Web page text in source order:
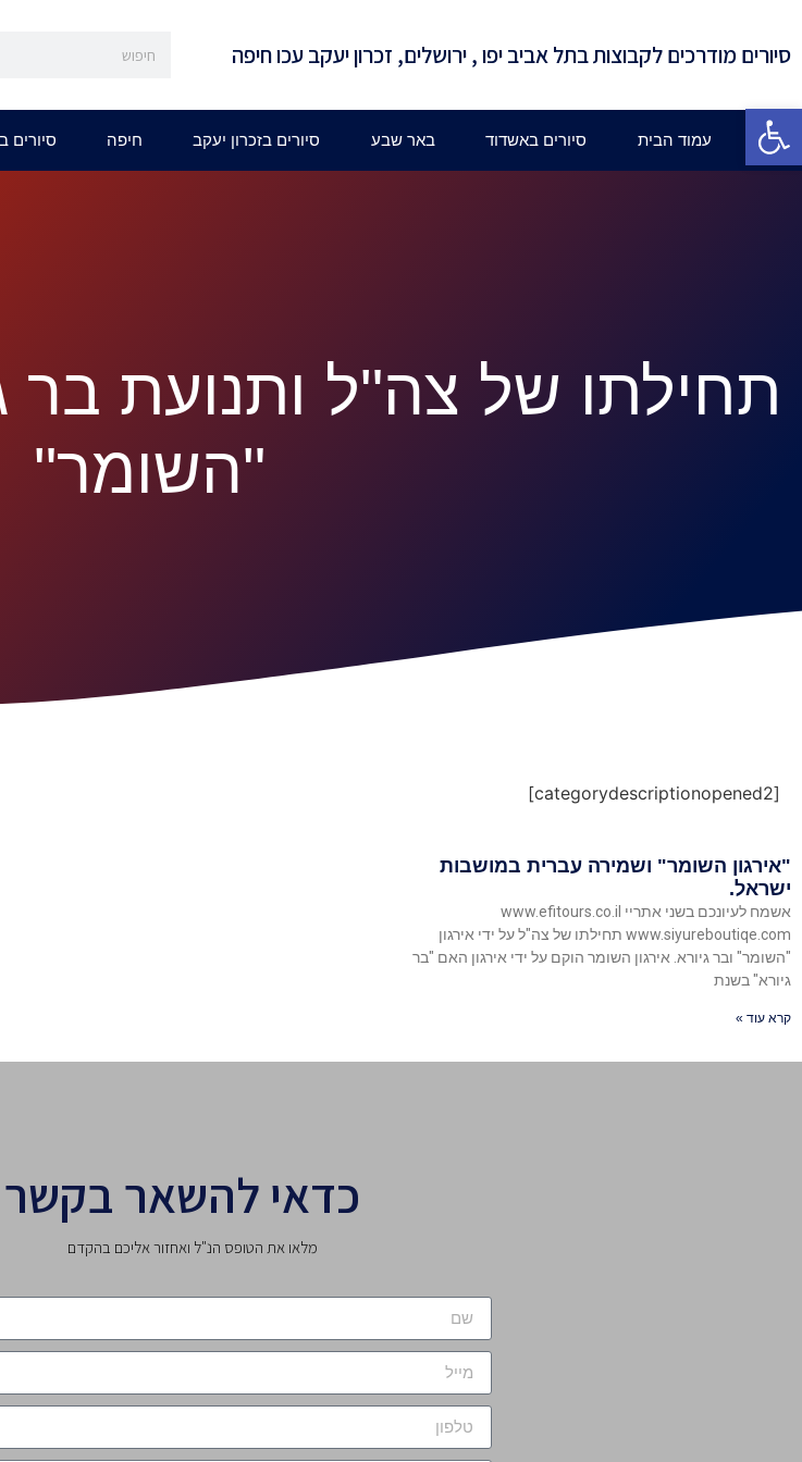
פתח סרגל נגישות
סיורים מודרכים לקבוצות בתל אביב יפו , ירושלים, זכרון יעקב עכו חיפה
עמוד הבית סיורים באשדוד באר שבע סיורים בזכרון יעקב חיפה סיורים
תחילתו של צה"ל ותנועת
"השומר"
[categorydescriptionopened2]
"אירגון השומר" ושמירה עברית במושבות
ישראל.
אשמח לעיונכם בשני אתריי www.efitours.co.il
www.siyureboutiqe.com תחילתו של צה"ל על ידי אירגון
"השומר" ובר גיורא. אירגון השומר הוקם על ידי אירגון האם "בר
גיורא" בשנת
קרא עוד »
כדאי להשאר בקשר
מלאו את הטופס הנ"ל ואחזור אליכם בהקדם